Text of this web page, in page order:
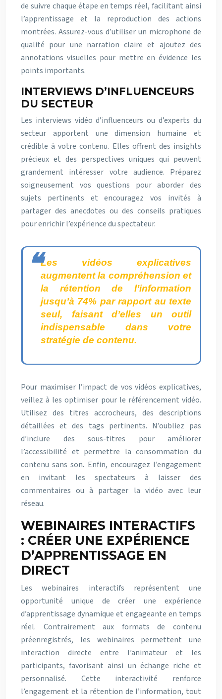
de suivre chaque étape en temps réel, facilitant ainsi
l’apprentissage et la reproduction des actions
montrées. Assurez-vous d’utiliser un microphone de
qualité pour une narration claire et ajoutez des
annotations visuelles pour mettre en évidence les
points importants.
INTERVIEWS D’INFLUENCEURS
DU SECTEUR
Les interviews vidéo d’influenceurs ou d’experts du
secteur apportent une dimension humaine et
crédible à votre contenu. Elles offrent des insights
précieux et des perspectives uniques qui peuvent
grandement intéresser votre audience. Préparez
soigneusement vos questions pour aborder des
sujets pertinents et encouragez vos invités à
partager des anecdotes ou des conseils pratiques
pour enrichir l’expérience du spectateur.
Les vidéos explicatives
augmentent la compréhension et
la rétention de l’information
jusqu’à 74% par rapport au texte
seul, faisant d’elles un outil
indispensable dans votre
stratégie de contenu.
Pour maximiser l’impact de vos vidéos explicatives,
veillez à les optimiser pour le référencement vidéo.
Utilisez des titres accrocheurs, des descriptions
détaillées et des tags pertinents. N’oubliez pas
d’inclure des sous-titres pour améliorer
l’accessibilité et permettre la consommation du
contenu sans son. Enfin, encouragez l’engagement
en invitant les spectateurs à laisser des
commentaires ou à partager la vidéo avec leur
réseau.
WEBINAIRES INTERACTIFS
: CRÉER UNE EXPÉRIENCE
D’APPRENTISSAGE EN
DIRECT
Les webinaires interactifs représentent une
opportunité unique de créer une expérience
d’apprentissage dynamique et engageante en temps
réel. Contrairement aux formats de contenu
préenregistrés, les webinaires permettent une
interaction directe entre l’animateur et les
participants, favorisant ainsi un échange riche et
personnalisé. Cette interactivité renforce
l’engagement et la rétention de l’information, tout